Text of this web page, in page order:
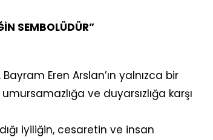
SEMBOLÜDÜR”
Eren Arslan’ın yalnızca bir
ve duyarsızlığa karşı
iyiliğin, cesaretin ve insan